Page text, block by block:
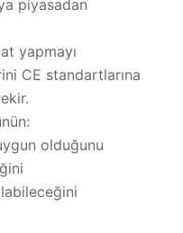
piyasadan
yapmayı
CE standartlarına
olduğunu